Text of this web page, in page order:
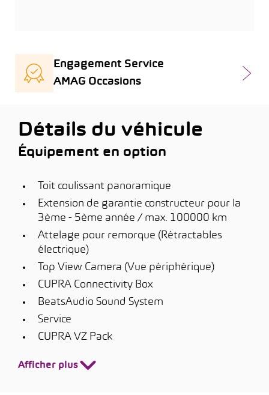
Engagement Service
AMAG Occasions
Détails du véhicule
Équipement en option
Toit coulissant panoramique
Extension de garantie constructeur pour la
3ème - 5ème année / max. 100000 km
Attelage pour remorque (Rétractables
électrique)
Top View Camera (Vue périphérique)
CUPRA Connectivity Box
BeatsAudio Sound System
Service
CUPRA VZ Pack
Afficher plus